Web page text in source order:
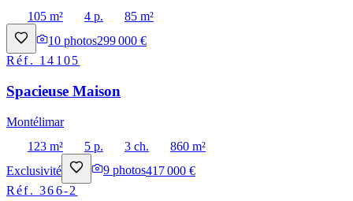
105 m²
4 p.
85 m²
10 photos299 000 €
Réf. 14105
Spacieuse Maison
Montélimar
123 m²
5 p. 3 ch.
860 m²
Exclusivité
9 photos417 000 €
Réf.366-2